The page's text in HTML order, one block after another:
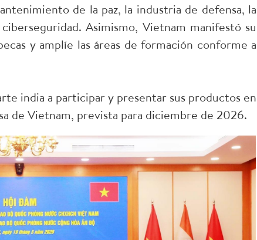
de la paz, la industria de defensa, la
Asimismo, Vietnam manifestó su
y amplíe las áreas de formación conforme a
india a participar y presentar sus productos en
de Vietnam, prevista para diciembre de 2026.